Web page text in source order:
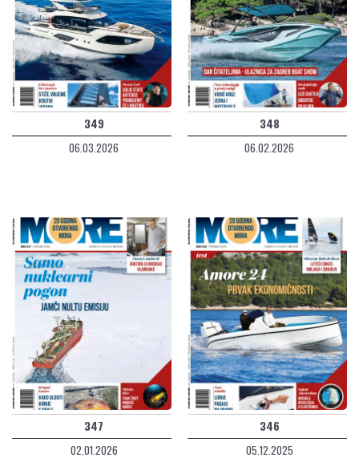
349
06.03.2026
348
06.02.2026
347
02.01.2026
346
05.12.2025